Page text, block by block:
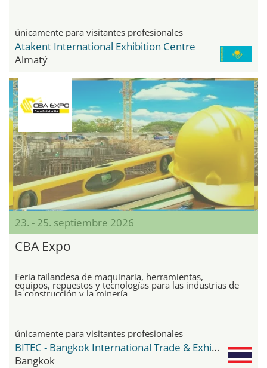
únicamente para visitantes profesionales
Atakent International Exhibition Centre
Almatý
23. - 25. septiembre 2026
CBA Expo
Feria tailandesa de maquinaria, herramientas,
equipos, repuestos y tecnologías para las industrias de
la construcción y la minería
únicamente para visitantes profesionales
BITEC - Bangkok International Trade & Exhibition Center
Bangkok